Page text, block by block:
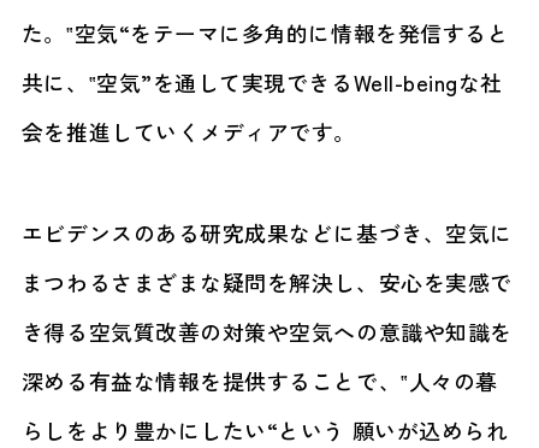
た。‟空気“をテーマに多角的に情報を発信すると
共に、‟空気”を通して実現できるWell-beingな社
会を推進していくメディアです。
エビデンスのある研究成果などに基づき、空気に
まつわるさまざまな疑問を解決し、安心を実感で
き得る空気質改善の対策や空気への意識や知識を
深める有益な情報を提供することで、‟人々の暮
らしをより豊かにしたい“という 願いが込められ